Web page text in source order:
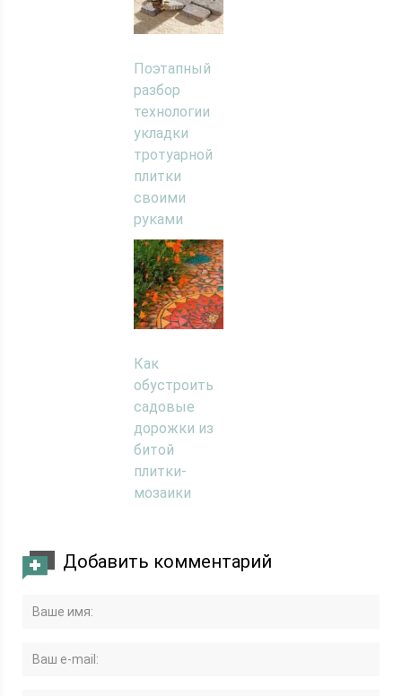
Поэтапный
разбор
технологии
укладки
тротуарной
плитки
своими
руками
Как
обустроить
садовые
дорожки из
битой
плитки-
мозаики
Добавить комментарий